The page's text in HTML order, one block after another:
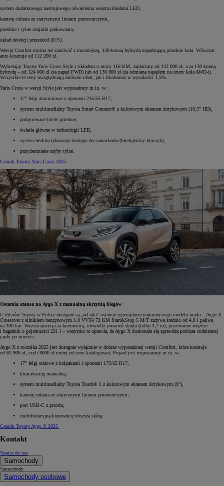
system dodatkowego nastrojowego oświetlenia wnętrza diodami LED,
kamerę cofania ze statycznymi liniami pomocniczymi,
przednie i tylne czujniki parkowania,
układ detekcji przeszkód (ICS).
Wersję Comfort można też zamówić z mocniejszą, 130-konną hybrydą napędzającą przednie koła. Wówczas
auto kosztuje od 112 200 zł.
Wybierając Toyotę Yaris Cross Style z układem o mocy 116 KM, zapłacimy od 122 000 zł, a za 130-konną
hybrydę – od 124 000 zł (za napęd FWD) lub od 130 800 zł (za odmianę napędem na cztery koła AWD-i).
Wszystkie te ceny uwzględniają zarówno rabat, jak i Ekobonus w wysokości 1,5%.
Yaris Cross w wersji Style jest wyposażony m.in. w:
17" felgi aluminiowe z oponami 215/55 R17,
system multimedialny Toyota Smart Connect® z kolorowym ekranem dotykowym (10,5" HD),
podgrzewane fotele przednie,
światła główne w technologii LED,
system bezkluczykowego dostępu do samochodu (Inteligentny kluczyk),
przyciemniane szyby tylne.
Cennik Toyoty Yaris Cross 2025
Ostatnia szansa na Aygo X z manualną skrzynią biegów
U dilerów Toyoty w Polsce dostępne są „od ręki” ostatnie egzemplarze najmniejszego modelu marki – Aygo X.
Crossover z silnikiem benzynowym 1.0 VVT-i 72 KM Start&Stop 5 M/T zużywa średnio od 4,8 l paliwa
na 100 km. Wyższa pozycja za kierownicą, niewielki promień skrętu (tylko 4,7 m), przestronne wnętrze
i bagażnik o pojemności 231 l – wszystko to sprawia, że Aygo X doskonale się sprawdza podczas codziennej
jazdy po mieście.
Aygo X z rocznika 2025 jest dostępne wyłącznie w dobrze wyposażonej wersji Comfort, która kosztuje
od 63 900 zł, czyli 8000 zł mniej od ceny katalogowej. Pojazd jest wyposażony m.in. w:
17" felgi stalowe z kołpakami i oponami 175/65 R17,
klimatyzację manualną,
system multimedialny Toyota Touch® 3 z kolorowym ekranem dotykowym (9"),
kamerę cofania ze statycznymi liniami pomocniczymi,
port USB-C z przodu,
multifunkcyjną kierownicę obszytą skórą.
Cennik Toyoty Aygo X 2025
Kontakt
Napisz do nas
Samochody
Samochody
Samochody osobowe